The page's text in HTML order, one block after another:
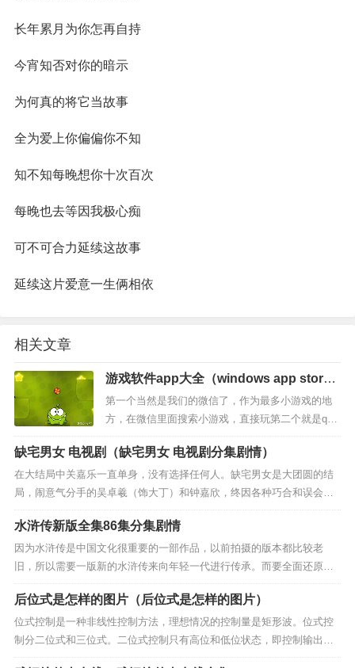
长年累月为你怎再自持
今宵知否对你的暗示
为何真的将它当故事
全为爱上你偏偏你不知
知不知每晚想你十次百次
每晚也去等因我极心痴
可不可合力延续这故事
延续这片爱意一生俩相依
相关文章
游戏软件app大全（windows app store
游戏）
第一个当然是我们的微信了，作为最多小游戏的地
方，在微信里面搜索小游戏，直接玩第二个就是qq
里面也可以搜索小游戏玩，还有快手里面的游戏，
小游戏抖音里面也有今日头条，里面也有等等，很
多赚钱软件里面都有小游...
缺宅男女 电视剧（缺宅男女 电视剧分集剧情）
在大结局中关嘉乐一直单身，没有选择任何人。缺宅男女是大团圆的结
局，闹意气分手的吴卓羲（饰大丁）和钟嘉欣，终因各种巧合和误会，
未能复合。据剧透，吴卓羲最后接受了谢天华妹妹采颐的爱，而钟嘉欣
撞见两人相拥的...
水浒传新版全集86集分集剧情
因为水浒传是中国文化很重要的一部作品，以前拍摄的版本都比较老
旧，所以需要一版新的水浒传来向年轻一代进行传承。而要全面还原
《水浒传》，展现更加真实的故事和情节，需要较长的时间，因此需要
拍摄86集。另外，...
后位式是怎样的图片（后位式是怎样的图片）
位式控制是一种非线性控制方法，理想情况的控制量是矩形波。位式控
制分二位式和三位式。二位式控制只有高位和低位状态，即控制输出只
有100%输出和0方案一：我们古代这种算法叫“铺地锦”简单的说：1，先